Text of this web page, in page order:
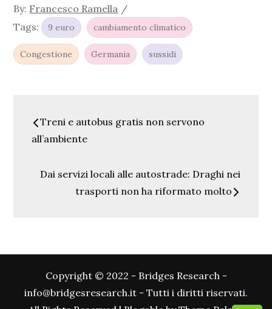
By: Francesco Ramella
Tags:
9 euro cambiamento climatico
Congestione Germania sussidi
Navigazione
articoli
Treni e autobus gratis non servono
all’ambiente
Dai servizi locali alle autostrade: Draghi nei
trasporti non ha riformato molto
Copyright © 2022 - Bridges Research -
info@bridgesresearch.it - Tutti i diritti riservati.